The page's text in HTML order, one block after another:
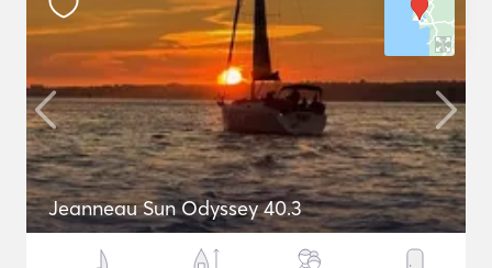
Jeanneau Sun Odyssey 40.3